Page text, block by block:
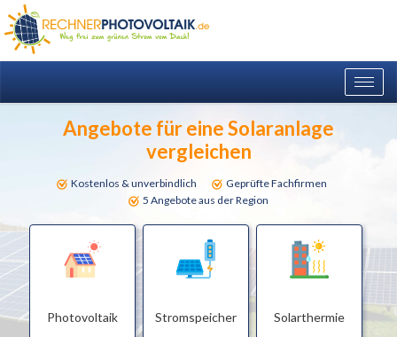
Angebote für eine Solaranlage
vergleichen
Kostenlos & unverbindlich
Geprüfte Fachfirmen
5 Angebote aus der Region
Photovoltaik Stromspeicher Solarthermie